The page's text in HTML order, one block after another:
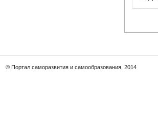
© Портал саморазвития и самообразования, 2014